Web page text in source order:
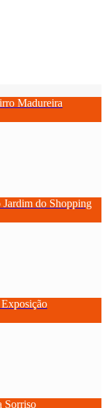
Madureira
do Shopping
Sorriso